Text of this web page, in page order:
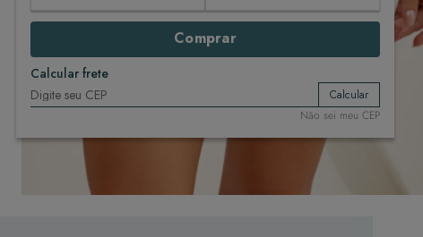
Comprar
Calcular frete
Calcular
Não sei meu CEP